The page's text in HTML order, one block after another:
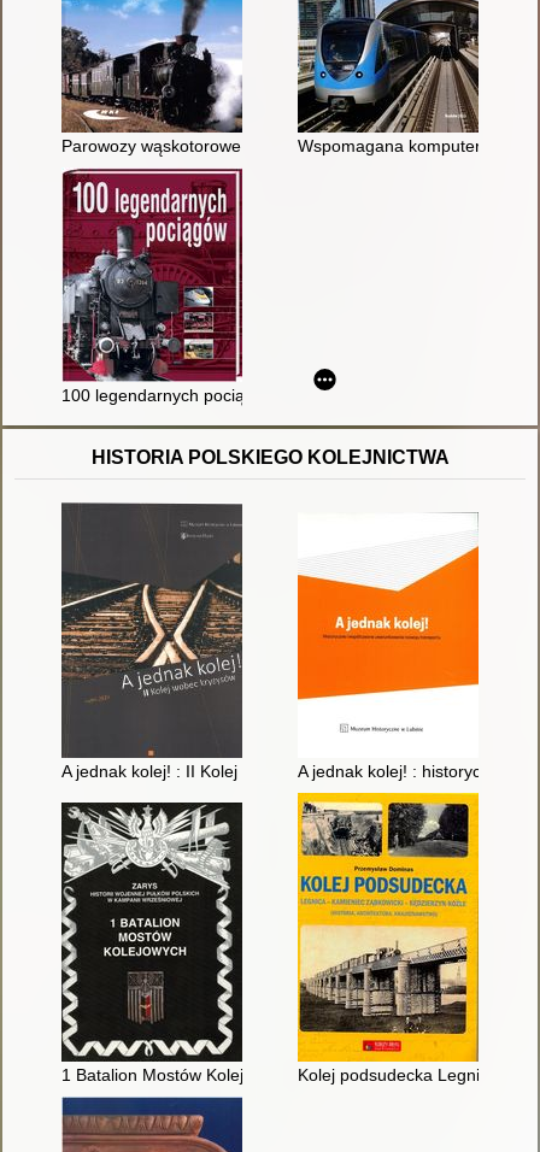
Parowozy wąskotorowe produkcji polskiejWspomagana komputerowo
100 legendarnych pociągów
HISTORIA POLSKIEGO KOLEJNICTWA
A jednak kolej! : II Kolej wobec kryzysówA jednak kolej! : historyczne i
1 Batalion Mostów Kolejowych Kolej podsudecka Legnica-